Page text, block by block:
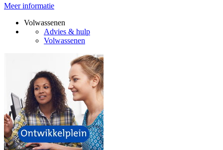
Meer informatie
Volwassenen
Advies & hulp
Volwassenen